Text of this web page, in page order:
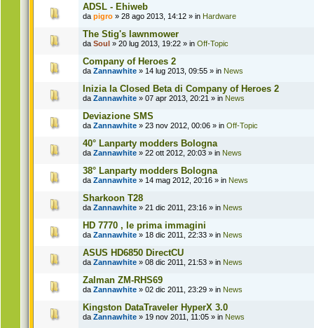
ADSL - Ehiweb
da pigro » 28 ago 2013, 14:12 » in Hardware
The Stig's lawnmower
da Soul » 20 lug 2013, 19:22 » in Off-Topic
Company of Heroes 2
da Zannawhite » 14 lug 2013, 09:55 » in News
Inizia la Closed Beta di Company of Heroes 2
da Zannawhite » 07 apr 2013, 20:21 » in News
Deviazione SMS
da Zannawhite » 23 nov 2012, 00:06 » in Off-Topic
40° Lanparty modders Bologna
da Zannawhite » 22 ott 2012, 20:03 » in News
38° Lanparty modders Bologna
da Zannawhite » 14 mag 2012, 20:16 » in News
Sharkoon T28
da Zannawhite » 21 dic 2011, 23:16 » in News
HD 7770 , le prima immagini
da Zannawhite » 18 dic 2011, 22:33 » in News
ASUS HD6850 DirectCU
da Zannawhite » 08 dic 2011, 21:53 » in News
Zalman ZM-RHS69
da Zannawhite » 02 dic 2011, 23:29 » in News
Kingston DataTraveler HyperX 3.0
da Zannawhite » 19 nov 2011, 11:05 » in News